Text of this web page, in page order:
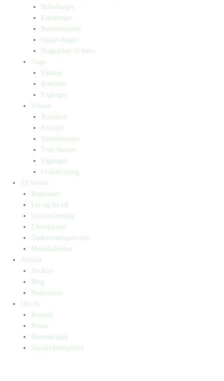
Billedbøger
Faktabøger
Børneromaner
Opgavebøger
Bogpakker til børn
Unge
Fantasy
Romaner
Fagbøger
Voksne
Romance
Krimier
Skønlitteratur
True Stories
Fagbøger
Undervisning
Til lærere
Bogkasser
Lix og let-tal
Universlæsning
Elevopgaver
Undervisningsforløb
Messekalender
Aktuelt
Artikler
Blog
Bogtrailere
Om os
Kontakt
Presse
Manuskripter
Handelsbetingelser